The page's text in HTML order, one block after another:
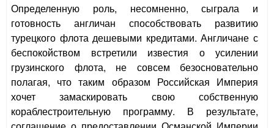
Определенную роль, несомненно, сыграла и
готовность англичан способствовать развитию
турецкого флота дешевыми кредитами. Англичане с
беспокойством встретили известия о усилении
грузинского флота, не совсем безосновательно
полагая, что таким образом Российская Империя
хочет замаскировать свою собственную
кораблестроительную программу. В результате,